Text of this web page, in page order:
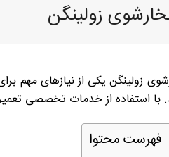
زولینگن
زولینگن یکی از نیازهای مهم
با استفاده از خدمات تخصصی
فهرست محتوا